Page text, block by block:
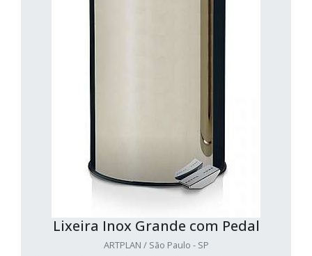
Lixeira Inox Grande com Pedal
ARTPLAN / São Paulo - SP